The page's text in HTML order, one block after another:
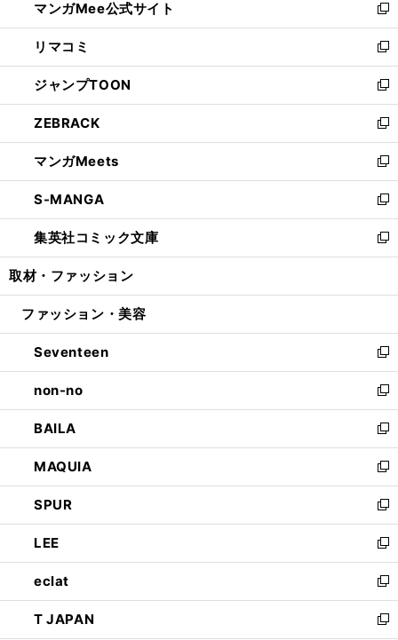
く
ド
ウ
で
開
く
ィ
ン
ド
ウ
で
開
く
い
ウ
ィ
ン
ド
ウ
で
開
く
マンガMee公式サイト
新
し
い
ウ
ィ
ン
ド
ウ
で
開
く
リマコミ
新
し
い
ウ
ィ
ン
ド
ウ
で
開
く
ジャンプTOON
新
し
い
ウ
ィ
ン
ド
ウ
で
開
ZEBRACK
新
し
い
ウ
ィ
ン
ド
ウ
開
マンガMeets
新
し
い
ウ
ィ
ン
ウ
開
く
S-MANGA
新
し
い
ウ
ン
ウ
で
開
く
集英社コミック文庫
新
し
ウ
ン
ド
ウ
で
開
く
取材・ファッション
ファッション・美容
Seventeen
新
し
い
ウ
ィ
ン
ド
ウ
で
開
く
non-no
新
し
い
ウ
ィ
ン
ド
ウ
で
開
く
BAILA
新
し
い
ウ
ィ
ン
ド
ウ
で
開
く
MAQUIA
新
し
い
ウ
ィ
ン
ド
ウ
で
SPUR
新
し
い
ウ
ィ
ン
ド
LEE
新
し
い
ウ
ィ
eclat
新
し
い
T JAPAN
新